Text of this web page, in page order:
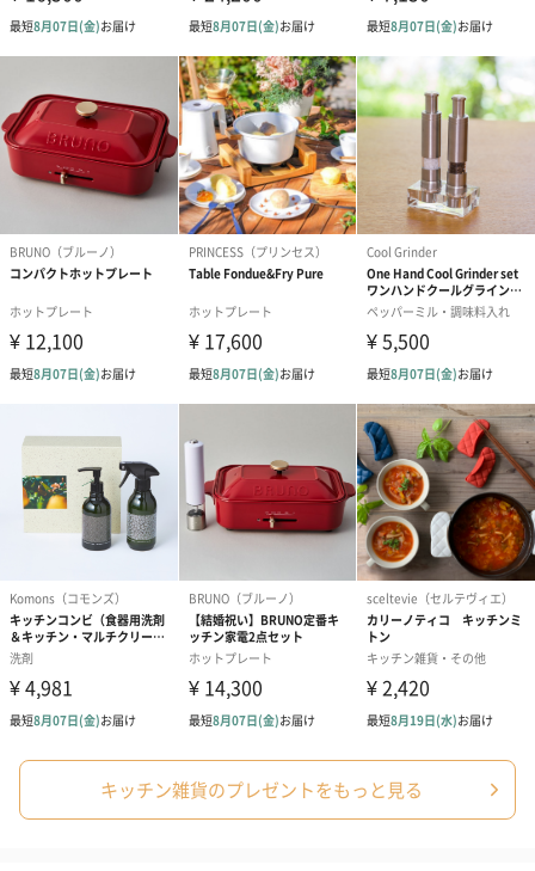
ブライダルロリポップ
ドレス（いちご味)
（1,122円）
ブライダルロリポップ
タキシード（コーラ味)
（1,122円）
夫婦箸と箸置
（2,420円）
生花
生花のブーケを同梱します。
※9-15時にご注文いただく場合、最短のお届け可能日が通常より
も1日遅くなります。
シーズンブーケ（ひま
わり）（1,880円）
ブーケ（ホワイトグリ
ーン）（1,650円）
ブーケ（ピン
（1,650円）
ドライフラワー・プリザーブドフラワー
梱します。
一部花材が写真と異なる場合がございます。予めご了承くださ
い。パッケージに入れてお届けします。
キッチン雑貨のプレゼントをもっと見る